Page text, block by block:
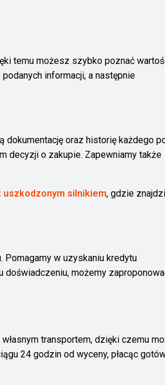
temu możesz szybko poznać
informacji, a następnie
oraz historię każdego
decyzji o zakupie. Zapewniamy także
uszkodzonym silnikiem, gdzie
w uzyskaniu kredytu
doświadczeniu, możemy
transportem, dzięki czemu
24 godzin od wyceny, płacąc